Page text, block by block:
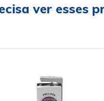
ver esses